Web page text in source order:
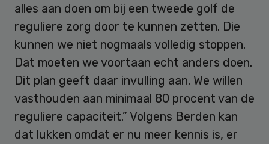
alles aan doen om bij een tweede golf de
reguliere zorg door te kunnen zetten. Die
kunnen we niet nogmaals volledig stoppen.
Dat moeten we voortaan echt anders doen.
Dit plan geeft daar invulling aan. We willen
vasthouden aan minimaal 80 procent van de
reguliere capaciteit.” Volgens Berden kan
dat lukken omdat er nu meer kennis is, er